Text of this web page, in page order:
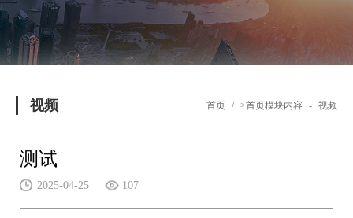
视频 首页 / >首页模块内容 - 视频
测试
2025-04-25 107